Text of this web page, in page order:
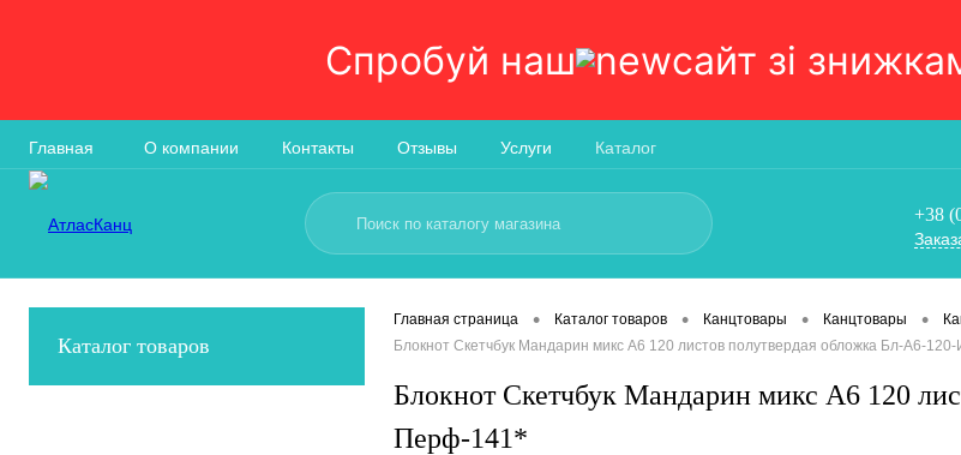
Спробуй наш сайт зi
Главная О компании Контакты Отзывы Услуги Каталог
+38
Каталог товаров
Главная страница • Каталог товаров • Канцтовары • Канцтовары •
Блокнот Скетчбук Мандарин микс А6 120 листов полутвердая обложка Бл-А6-
Блокнот Скетчбук Мандарин микс А6 120
Перф-141*